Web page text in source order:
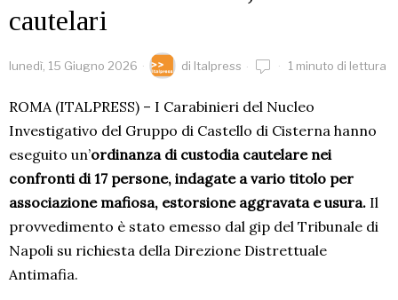
cautelari
lunedì, 15 Giugno 2026 di Italpress 1 minuto di lettura
ROMA (ITALPRESS) – I Carabinieri del Nucleo
Investigativo del Gruppo di Castello di Cisterna hanno
eseguito un’ordinanza di custodia cautelare nei
confronti di 17 persone, indagate a vario titolo per
associazione mafiosa, estorsione aggravata e usura. Il
provvedimento è stato emesso dal gip del Tribunale di
Napoli su richiesta della Direzione Distrettuale
Antimafia.